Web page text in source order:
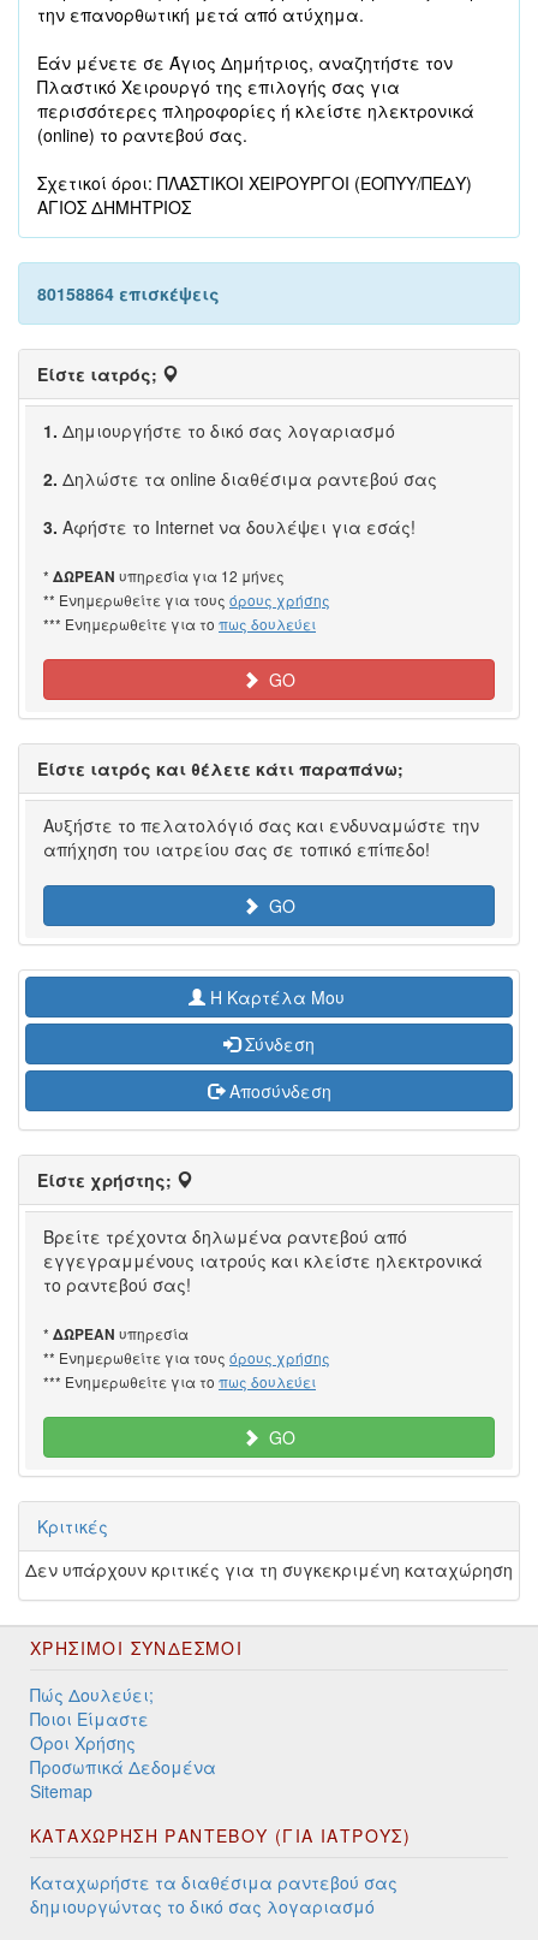
την επανορθωτική μετά από ατύχημα.
Εάν μένετε σε Άγιος Δημήτριος, αναζητήστε τον
Πλαστικό Χειρουργό της επιλογής σας για
περισσότερες πληροφορίες ή κλείστε ηλεκτρονικά
(online) το ραντεβού σας.
Σχετικοί όροι: ΠΛΑΣΤΙΚΟΙ ΧΕΙΡΟΥΡΓΟΙ (ΕΟΠΥΥ/ΠΕΔΥ)
ΑΓΙΟΣ ΔΗΜΗΤΡΙΟΣ
80158864 επισκέψεις
Είστε ιατρός;
1. Δημιουργήστε το δικό σας λογαριασμό
2. Δηλώστε τα online διαθέσιμα ραντεβού σας
3. Αφήστε το Internet να δουλέψει για εσάς!
* ΔΩΡΕΑΝ υπηρεσία για 12 μήνες
** Ενημερωθείτε για τους όρους χρήσης
*** Ενημερωθείτε για το πως δουλεύει
GO
Είστε ιατρός και θέλετε κάτι παραπάνω;
Αυξήστε το πελατολόγιό σας και ενδυναμώστε την
απήχηση του ιατρείου σας σε τοπικό επίπεδο!
GO
H Καρτέλα Μου
Σύνδεση
Αποσύνδεση
Είστε χρήστης;
Βρείτε τρέχοντα δηλωμένα ραντεβού από
εγγεγραμμένους ιατρούς και κλείστε ηλεκτρονικά
το ραντεβού σας!
* ΔΩΡΕΑΝ υπηρεσία
** Ενημερωθείτε για τους όρους χρήσης
*** Ενημερωθείτε για το πως δουλεύει
GO
Κριτικές
Δεν υπάρχουν κριτικές για τη συγκεκριμένη καταχώρηση
ΧΡΉΣΙΜΟΙ ΣΎΝΔΕΣΜΟΙ
Πώς Δουλεύει;
Ποιοι Είμαστε
Όροι Χρήσης
Προσωπικά Δεδομένα
Sitemap
ΚΑΤΑΧΩΡΗΣΗ ΡΑΝΤΕΒΟΥ (ΓΙΑ ΙΑΤΡΟΥΣ)
Καταχωρήστε τα διαθέσιμα ραντεβού σας
δημιουργώντας το δικό σας λογαριασμό